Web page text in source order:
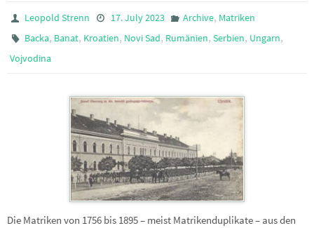
Leopold Strenn 17. July 2023 Archive, Matriken
Backa, Banat, Kroatien, Novi Sad, Rumänien,Serbien, Ungarn,
Vojvodina
Die Matriken von 1756 bis 1895 – meist Matrikenduplikate – aus den